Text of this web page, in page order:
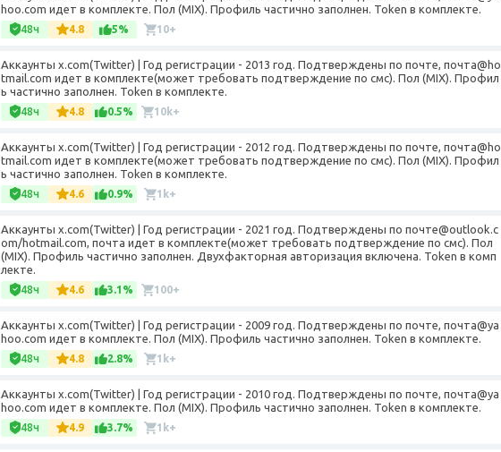
hoo.com идет в комплекте. Пол (MIX). Профиль частично заполнен. Token в комплекте.
48ч 4.8 5% 10+
Аккаунты x.com(Twitter) | Год регистрации - 2013 год. Подтверждены по почте, почта@ho
tmail.com идет в комплекте(может требовать подтверждение по смс). Пол (MIX). Профил
ь частично заполнен. Token в комплекте.
48ч 4.8 0.5% 10k+
Аккаунты x.com(Twitter) | Год регистрации - 2012 год. Подтверждены по почте, почта@ho
tmail.com идет в комплекте(может требовать подтверждение по смс). Пол (MIX). Профил
ь частично заполнен. Token в комплекте.
48ч 4.6 0.9% 1k+
Аккаунты x.com(Twitter) | Год регистрации - 2021 год. Подтверждены по почте@outlook.c
om/hotmail.com, почта идет в комплекте(может требовать подтверждение по смс). Пол
(MIX). Профиль частично заполнен. Двухфакторная авторизация включена. Token в комп
лекте.
48ч 4.6 3.1% 100+
Аккаунты x.com(Twitter) | Год регистрации - 2009 год. Подтверждены по почте, почта@ya
hoo.com идет в комплекте. Пол (MIX). Профиль частично заполнен. Token в комплекте.
48ч 4.8 2.8% 1k+
Аккаунты x.com(Twitter) | Год регистрации - 2010 год. Подтверждены по почте, почта@ya
hoo.com идет в комплекте. Пол (MIX). Профиль частично заполнен. Token в комплекте.
48ч 4.9 3.7% 1k+